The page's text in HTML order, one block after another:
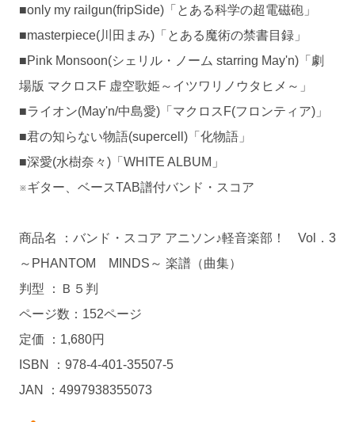
■only my railgun(fripSide)「とある科学の超電磁砲」
■masterpiece(川田まみ)「とある魔術の禁書目録」
■Pink Monsoon(シェリル・ノーム starring May'n)「劇
場版 マクロスF 虚空歌姫～イツワリノウタヒメ～」
■ライオン(May'n/中島愛)「マクロスF(フロンティア)」
■君の知らない物語(supercell)「化物語」
■深愛(水樹奈々)「WHITE ALBUM」
※ギター、ベースTAB譜付バンド・スコア
商品名 ：バンド・スコア アニソン♪軽音楽部！ Vol．3
～PHANTOM MINDS～ 楽譜（曲集）
判型 ：Ｂ５判
ページ数：152ページ
定価 ：1,680円
ISBN ：978-4-401-35507-5
JAN ：4997938355073